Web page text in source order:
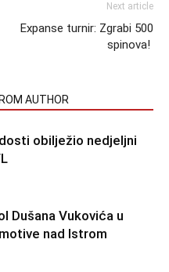
Next article
Expanse turnir: Zgrabi 500
spinova!
AUTHOR
obilježio nedjeljni
Dušana Vukovića u
nad Istrom